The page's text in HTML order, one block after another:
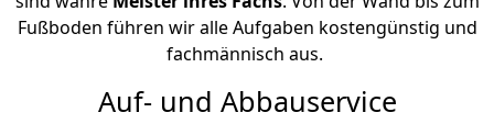
Fußboden führen wir alle Aufgaben kostengünstig und
fachmännisch aus.
Auf- und Abbauservice